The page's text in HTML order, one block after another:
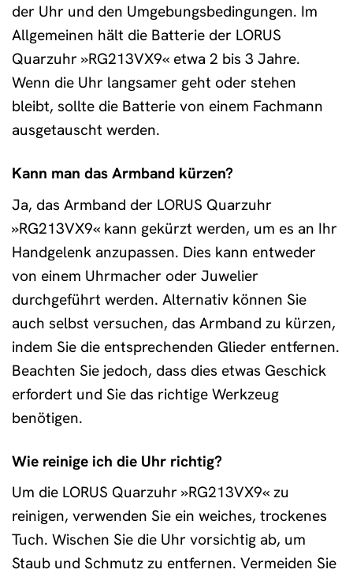
der Uhr und den Umgebungsbedingungen. Im
Allgemeinen hält die Batterie der LORUS
Quarzuhr »RG213VX9« etwa 2 bis 3 Jahre.
Wenn die Uhr langsamer geht oder stehen
bleibt, sollte die Batterie von einem Fachmann
ausgetauscht werden.
Kann man das Armband kürzen?
Ja, das Armband der LORUS Quarzuhr
»RG213VX9« kann gekürzt werden, um es an Ihr
Handgelenk anzupassen. Dies kann entweder
von einem Uhrmacher oder Juwelier
durchgeführt werden. Alternativ können Sie
auch selbst versuchen, das Armband zu kürzen,
indem Sie die entsprechenden Glieder entfernen.
Beachten Sie jedoch, dass dies etwas Geschick
erfordert und Sie das richtige Werkzeug
benötigen.
Wie reinige ich die Uhr richtig?
Um die LORUS Quarzuhr »RG213VX9« zu
reinigen, verwenden Sie ein weiches, trockenes
Tuch. Wischen Sie die Uhr vorsichtig ab, um
Staub und Schmutz zu entfernen. Vermeiden Sie